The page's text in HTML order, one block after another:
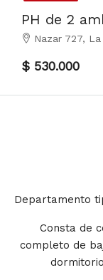
PH de 2
Nazar 727,
$ 530.000
Departamento
Consta de
completo de
dormitorio